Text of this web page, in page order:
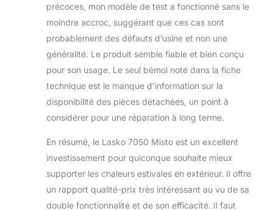
précoces, mon modèle de test a fonctionné sans le
moindre accroc, suggérant que ces cas sont
probablement des défauts d’usine et non une
généralité. Le produit semble fiable et bien conçu
pour son usage. Le seul bémol noté dans la fiche
technique est le manque d’information sur la
disponibilité des pièces détachées, un point à
considérer pour une réparation à long terme.
En résumé, le Lasko 7050 Misto est un excellent
investissement pour quiconque souhaite mieux
supporter les chaleurs estivales en extérieur. Il offre
un rapport qualité-prix très intéressant au vu de sa
double fonctionnalité et de son efficacité. Il faut